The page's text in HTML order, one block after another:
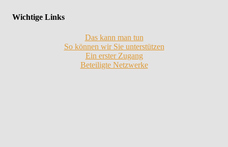
Wichtige Links
Das kann man tun
So können wir Sie unterstützen
Ein erster Zugang
Beteiligte Netzwerke